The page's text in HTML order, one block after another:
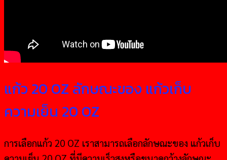
แก้ว 20 OZ ลักษณะของ แก้วเก็บ
ความเย็น 20 OZ
การเลือกแก้ว 20 OZ เราสามารถเลือกลักษณะของ แก้วเก็บ